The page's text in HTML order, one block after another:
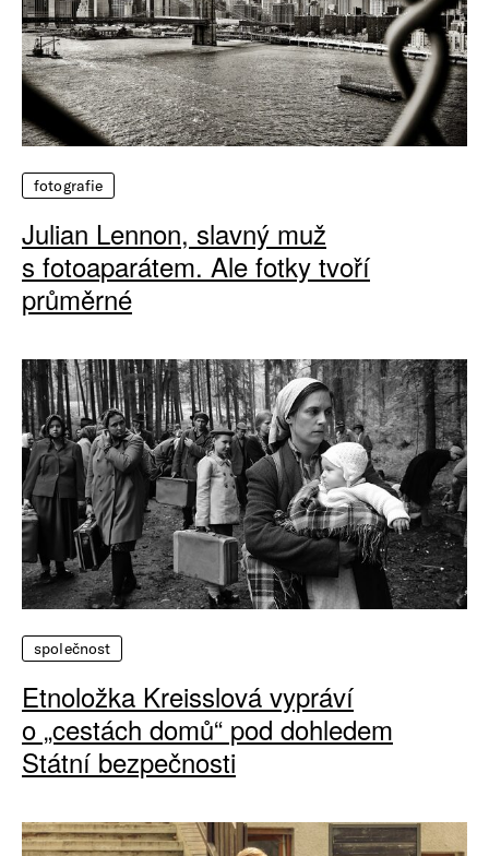
fotografie
Julian Lennon, slavný muž
s fotoaparátem. Ale fotky tvoří
průměrné
společnost
Etnoložka Kreisslová vypráví
o „cestách domů“ pod dohledem
Státní bezpečnosti